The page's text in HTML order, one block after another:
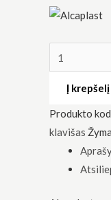
Į krepšelį
Produkto
klavišas
privalomi.
Statistika
Siekdami
pagerinti